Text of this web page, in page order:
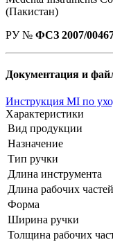
(Пакистан)
РУ № ФСЗ 2007/
Документация и
Инструкция MI по
Характеристики
Вид продукции
Назначение
Тип ручки
Длина инструмента
Длина рабочих частей
Форма
Ширина ручки
Толщина рабочих